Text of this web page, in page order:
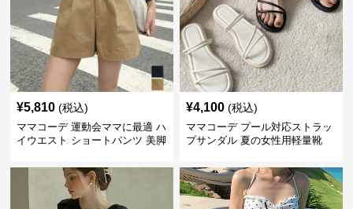
¥5,810 (税込)
ママコーデ 運動会ママに最適 ハ
イウエスト ショートパンツ 美脚
¥4,100 (税込)
ママコーデ プール対応ストラッ
プサンダル 夏の女性用軽量靴